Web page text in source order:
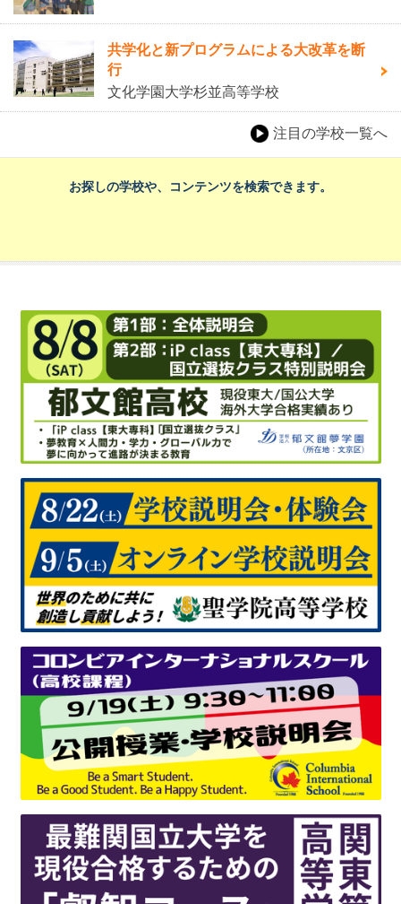
共学化と新プログラムによる大改革を断
行
文化学園大学杉並高等学校
注目の学校一覧へ
お探しの学校や、コンテンツを検索できます。